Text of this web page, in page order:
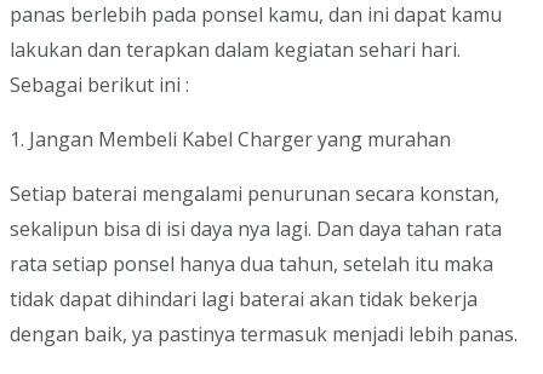
panas berlebih pada ponsel kamu, dan ini dapat kamu
lakukan dan terapkan dalam kegiatan sehari hari.
Sebagai berikut ini :
1. Jangan Membeli Kabel Charger yang murahan
Setiap baterai mengalami penurunan secara konstan,
sekalipun bisa di isi daya nya lagi. Dan daya tahan rata
rata setiap ponsel hanya dua tahun, setelah itu maka
tidak dapat dihindari lagi baterai akan tidak bekerja
dengan baik, ya pastinya termasuk menjadi lebih panas.